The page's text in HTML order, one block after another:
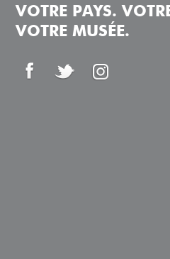
VOTRE PAYS.
VOTRE MUSÉE.